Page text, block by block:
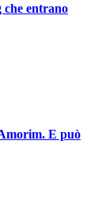
che entrano
E può